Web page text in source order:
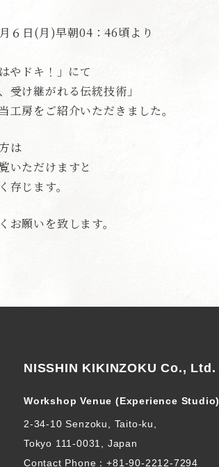
６日(月)早朝04：46頃より
やドキ！」にて
受け継がれる伝統技術」
工房をご紹介いただきました。
は
いただけますと
存じます。
お願いを致します。
NISSHIN KIKINZOKU Co., Ltd.
Workshop Venue (Experience Studio)
2-34-10 Senzoku, Taito-ku,
Tokyo 111-0031, Japan
Contact Phone：+81-90-2212-7294